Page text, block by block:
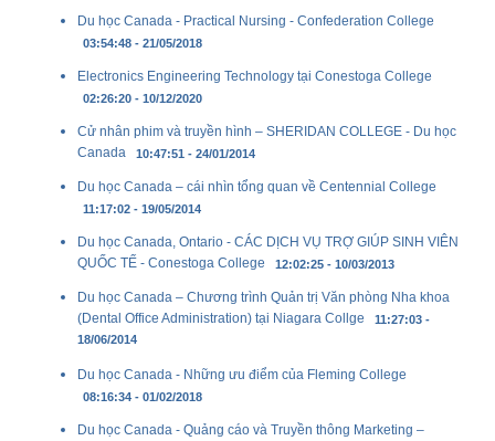
Du học Canada - Practical Nursing - Confederation College
03:54:48 - 21/05/2018
Electronics Engineering Technology tại Conestoga College
02:26:20 - 10/12/2020
Cử nhân phim và truyền hình – SHERIDAN COLLEGE - Du học
Canada 10:47:51 - 24/01/2014
Du học Canada – cái nhìn tổng quan về Centennial College
11:17:02 - 19/05/2014
Du học Canada, Ontario - CÁC DỊCH VỤ TRỢ GIÚP SINH VIÊN
QUỐC TẾ - Conestoga College 12:02:25 - 10/03/2013
Du học Canada – Chương trình Quản trị Văn phòng Nha khoa
(Dental Office Administration) tại Niagara Collge 11:27:03 -
18/06/2014
Du học Canada - Những ưu điểm của Fleming College
08:16:34 - 01/02/2018
Du học Canada - Quảng cáo và Truyền thông Marketing –